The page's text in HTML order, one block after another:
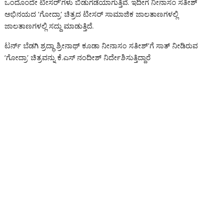
o
o
k
A
p
p
a
m
n
er
g o
ai
e
ಒಂದೊಂದೇ ಟೀಸರ್’ಗಳು ಬಿಡುಗಡೆಯಾಗುತ್ತಿವೆ. ಇದೀಗ ನೀನಾಸಂ ಸತೀಶ್
ಅಭಿನಯದ ‘ಗೋದ್ರಾ’ ಚಿತ್ರದ ಟೀಸರ್ ಸಾಮಾಜಿಕ ಜಾಲತಾಣಗಳಲ್ಲಿ
ಜಾಲತಾಣಗಳಲ್ಲಿ ಸದ್ದು ಮಾಡುತ್ತಿದೆ.
ಟರ್ನ್ ಬೆಡಗಿ ಶ್ರದ್ಧಾ ಶ್ರೀನಾಥ್ ಕೂಡಾ ನೀನಾಸಂ ಸತೀಶ್’ಗೆ ಸಾತ್ ನೀಡಿರುವ
‘ಗೋದ್ರಾ’ ಚಿತ್ರವನ್ನು ಕೆ.ಎಸ್​ ನಂದೀಶ್​ ನಿರ್ದೇಶಿಸುತ್ತಿದ್ದಾರೆ